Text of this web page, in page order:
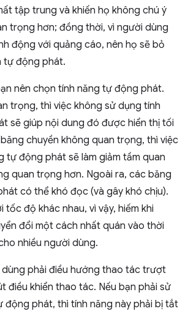
tập trung và khiến họ không chú ý
trọng hơn; đồng thời, vì người dùng
động với quảng cáo, nên họ sẽ bỏ
tự động phát.
nên chọn tính năng tự động phát.
trọng, thì việc không sử dụng tính
sẽ giúp nội dung đó được hiển thị tối
chuyền không quan trọng, thì việc
tự động phát sẽ làm giảm tầm quan
quan trọng hơn. Ngoài ra, các băng
có thể khó đọc (và gây khó chịu).
tốc độ khác nhau, vì vậy, hiếm khi
đổi một cách nhất quán vào thời
nhiều người dùng.
phải điều hướng thao tác trượt
điều khiển thao tác. Nếu bạn phải sử
động phát, thì tính năng này phải bị tắt